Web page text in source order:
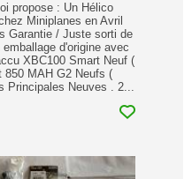
propose : Un Hélico
Miniplanes en Avril
Garantie / Juste sorti de
d'origine avec
XBC100 Smart Neuf (
850 MAH G2 Neufs (
Principales Neuves . 2...